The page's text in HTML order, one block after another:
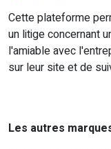
Cette plateforme
un litige concernant
l'amiable avec
sur leur site et de
Les autres